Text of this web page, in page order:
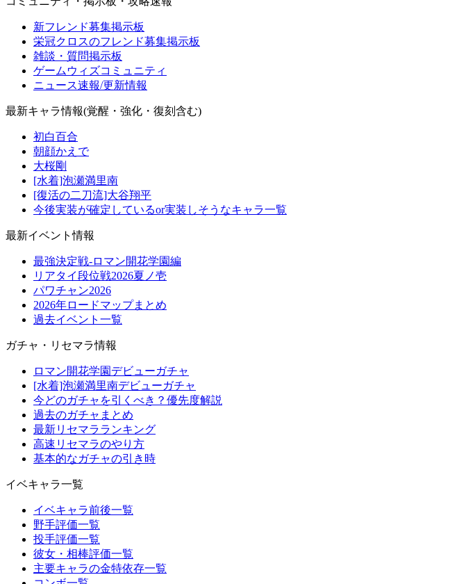
新フレンド募集掲示板
栄冠クロスのフレンド募集掲示板
雑談・質問掲示板
ゲームウィズコミュニティ
ニュース速報/更新情報
最新キャラ情報(覚醒・強化・復刻含む)
初白百合
朝顔かえで
大桜剛
[水着]泡瀬満里南
[復活の二刀流]大谷翔平
今後実装が確定しているor実装しそうなキャラ一覧
最新イベント情報
最強決定戦-ロマン開花学園編
リアタイ段位戦2026夏ノ壱
パワチャン2026
2026年ロードマップまとめ
過去イベント一覧
ガチャ・リセマラ情報
ロマン開花学園デビューガチャ
[水着]泡瀬満里南デビューガチャ
今どのガチャを引くべき？優先度解説
過去のガチャまとめ
最新リセマラランキング
高速リセマラのやり方
基本的なガチャの引き時
イベキャラ一覧
イベキャラ前後一覧
野手評価一覧
投手評価一覧
彼女・相棒評価一覧
主要キャラの金特依存一覧